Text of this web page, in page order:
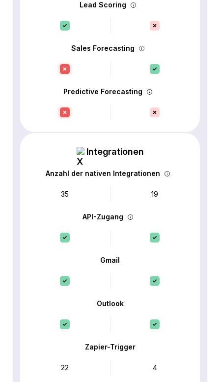
Lead Scoring
Sales Forecasting
Predictive Forecasting
Integrationen
Anzahl der nativen Integrationen
35 19
API-Zugang
Gmail
Outlook
Zapier-Trigger
22 4